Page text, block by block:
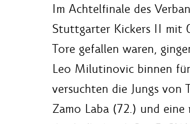
Im Achtelfinale des
Stuttgarter Kickers II mit
Tore gefallen waren,
Leo Milutinovic binnen
versuchten die Jungs von
Zamo Laba (72.) und